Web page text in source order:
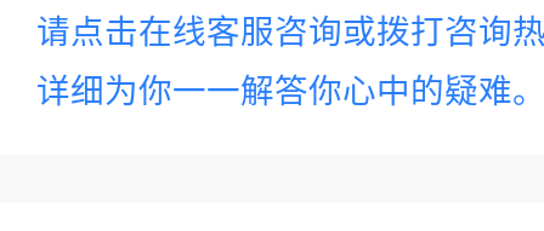
请点击在线客服咨询或拨打咨询
详细为你一一解答你心中的疑难